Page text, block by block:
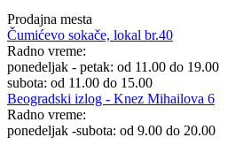
Prodajna mesta
Čumićevo sokače, lokal br.40
Radno vreme:
ponedeljak - petak: od 11.00 do 19.00
subota: od 11.00 do 15.00
Beogradski izlog - Knez Mihailova 6
Radno vreme:
ponedeljak -subota: od 9.00 do 20.00